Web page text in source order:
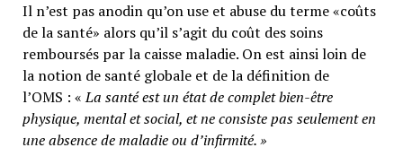
Il n’est pas anodin qu’on use et abuse du terme «coûts
de la santé» alors qu’il s’agit du coût des soins
remboursés par la caisse maladie. On est ainsi loin de
la notion de santé globale et de la définition de
l’OMS : «La santé est un état de complet bien-être
physique, mental et social, et ne consiste pas seulement en
une absence de maladie ou d’infirmité.»